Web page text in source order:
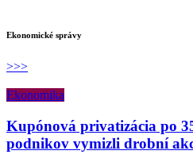
Ekonomické správy
>>>
Ekonomika
Kupónová privatizácia po
podnikov vymizli drobní